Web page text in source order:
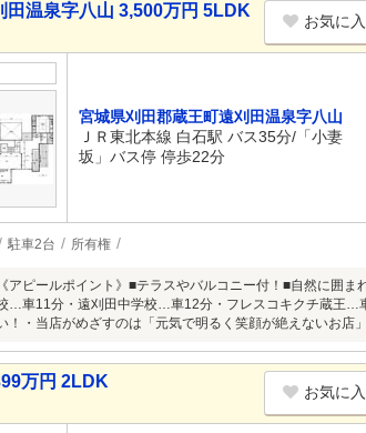
田温泉字八山 3,500万円 5LDK
お気に
宮城県刈田郡蔵王町遠刈田温泉字八山
ＪＲ東北本線 白石駅 バス35分/「小妻
坂」バス停 停歩22分
駐車2台 所有権
《アピールポイント》■テラスやバルコニー付！■自然に囲
…車11分・遠刈田中学校…車12分・フレスコキクチ蔵王…
！・当店がめざすのは「元気で明るく笑顔が絶えないお店
万円 2LDK
お気に